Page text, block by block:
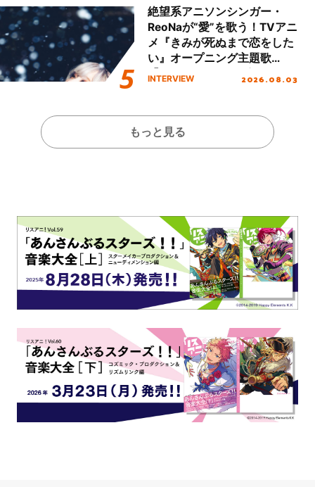
絶望系アニソンシンガー・
ReoNaが“愛”を歌う！TVアニ
メ『きみが死ぬまで恋をした
い』オープニング主題歌
「Amore」インタビュー
INTERVIEW 2026.08.03
もっと見る